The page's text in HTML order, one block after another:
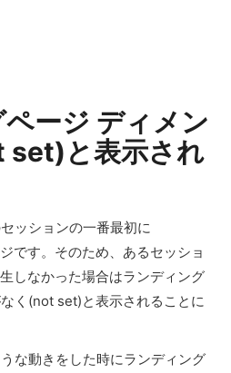
ージ ディメン
set)と表示され
ッションの一番最初に
です。そのため、あるセッショ
しなかった場合はランディング
く(not set)と表示されることに
な動きをした時にランディング